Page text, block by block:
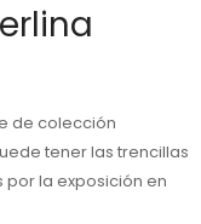
de colección
tener las trencillas
la exposición en